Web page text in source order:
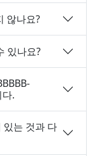
않나요?
있나요?
.
는 것과 다